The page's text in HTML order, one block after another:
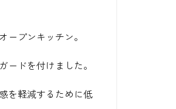
プンキッチン。
ドを付けました。
を軽減するために低